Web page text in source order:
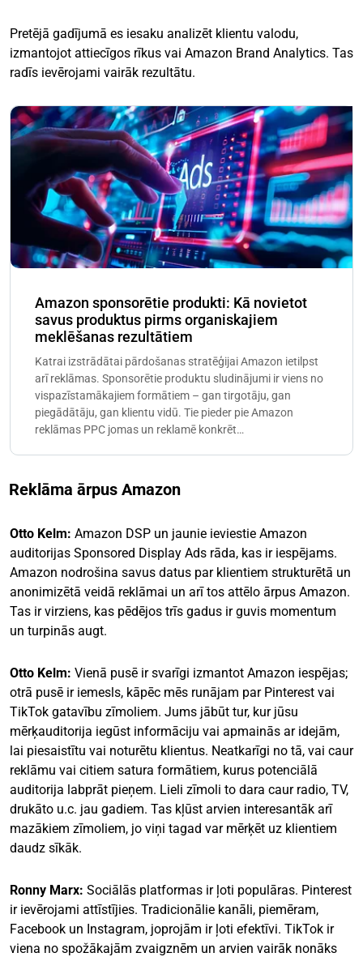
Pretējā gadījumā es iesaku analizēt klientu valodu,
izmantojot attiecīgos rīkus vai Amazon Brand Analytics. Tas
radīs ievērojami vairāk rezultātu.
Amazon sponsorētie produkti: Kā novietot
savus produktus pirms organiskajiem
meklēšanas rezultātiem
Katrai izstrādātai pārdošanas stratēģijai Amazon ietilpst
arī reklāmas. Sponsorētie produktu sludinājumi ir viens no
vispazīstamākajiem formātiem – gan tirgotāju, gan
piegādātāju, gan klientu vidū. Tie pieder pie Amazon
reklāmas PPC jomas un reklamē konkrēt…
Reklāma ārpus Amazon
Otto Kelm: Amazon DSP un jaunie ieviestie Amazon
auditorijas Sponsored Display Ads rāda, kas ir iespējams.
Amazon nodrošina savus datus par klientiem strukturētā un
anonimizētā veidā reklāmai un arī tos attēlo ārpus Amazon.
Tas ir virziens, kas pēdējos trīs gadus ir guvis momentum
un turpinās augt.
Otto Kelm: Vienā pusē ir svarīgi izmantot Amazon iespējas;
otrā pusē ir iemesls, kāpēc mēs runājam par Pinterest vai
TikTok gatavību zīmoliem. Jums jābūt tur, kur jūsu
mērķauditorija iegūst informāciju vai apmainās ar idejām,
lai piesaistītu vai noturētu klientus. Neatkarīgi no tā, vai caur
reklāmu vai citiem satura formātiem, kurus potenciālā
auditorija labprāt pieņem. Lieli zīmoli to dara caur radio, TV,
drukāto u.c. jau gadiem. Tas kļūst arvien interesantāk arī
mazākiem zīmoliem, jo viņi tagad var mērķēt uz klientiem
daudz sīkāk.
Ronny Marx: Sociālās platformas ir ļoti populāras. Pinterest
ir ievērojami attīstījies. Tradicionālie kanāli, piemēram,
Facebook un Instagram, joprojām ir ļoti efektīvi. TikTok ir
viena no spožākajām zvaigznēm un arvien vairāk nonāks